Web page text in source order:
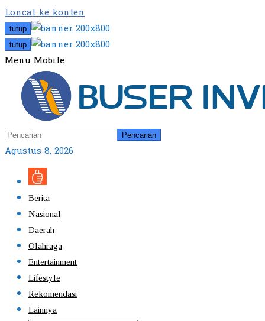
Loncat ke konten
tutup
tutup
Menu Mobile
Pencarian
Agustus 8, 2026
Berita
Nasional
Daerah
Olahraga
Entertainment
Lifestyle
Rekomendasi
Lainnya